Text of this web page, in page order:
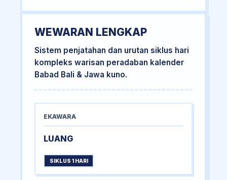
WEWARAN LENGKAP
Sistem penjatahan dan urutan siklus hari
kompleks warisan peradaban kalender
Babad Bali & Jawa kuno.
EKAWARA
LUANG
SIKLUS 1 HARI